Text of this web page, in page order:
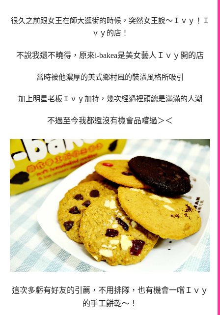
很久之前跟女王在師大逛街的時候，突然女王說～Ｉｖｙ！Ｉ
ｖｙ的店！
不說我還不曉得，原來i-bakea是美女藝人Ｉｖｙ開的店
當時被他濃厚的美式鄉村風的裝潢風格所吸引
加上明星老板Ｉｖｙ加持，幾次經過裡頭總是滿滿的人潮
不過至今我都還沒有機會品嚐過＞＜
這次多虧有好友的引薦，不用排隊， 也有機會一嚐Ｉｖｙ
的手工餅乾～！